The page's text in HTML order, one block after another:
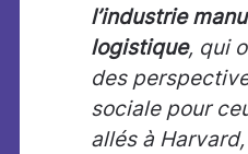
l’industrie
logistique, qui
des
sociale pour
allés à